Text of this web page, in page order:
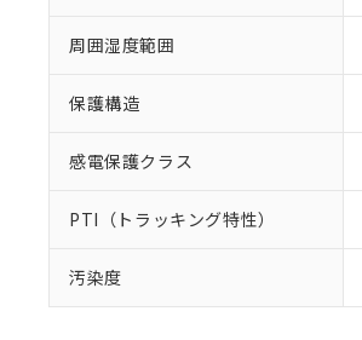
周囲湿度範囲
保護構造
感電保護クラス
PTI（トラッキング特性）
汚染度